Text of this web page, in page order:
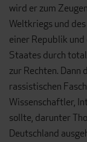
wird er zum
Weltkriegs und
einer Republik
Staates durch
zur Rechten.
rassistischen
Wissenschaftler,
sollte, darunter
Deutschland